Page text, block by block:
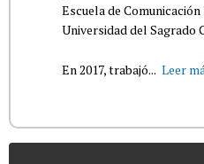
Escuela de
Universidad del Sagrado
En 2017, trabajó... Leer